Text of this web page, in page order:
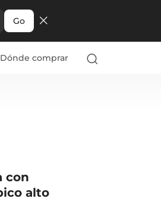
Go
Dónde comprar
con
alto